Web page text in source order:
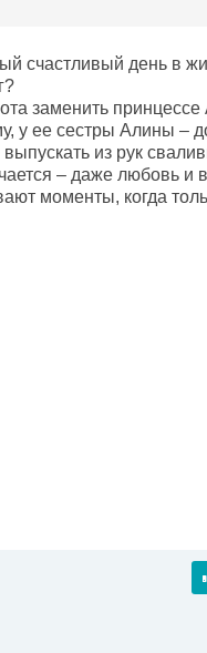
счастливый день в
заменить
у ее сестры Алины –
из рук
– даже любовь и
моменты, когда